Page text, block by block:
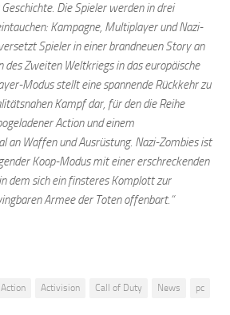
Die Spieler werden in drei
Kampagne, Multiplayer und Nazi-
Spieler in einer brandneuen Story an
des Zweiten Weltkriegs in das europäische
Modus stellt eine spannende Rückkehr zu
Kampf dar, für den die Reihe
Action und einem
an Waffen und Ausrüstung. Nazi-Zombies ist
Koop-Modus mit einer erschreckenden
dem sich ein finsteres Komplott zur
Armee der Toten offenbart.“
Action Activision Call of Duty News
pc